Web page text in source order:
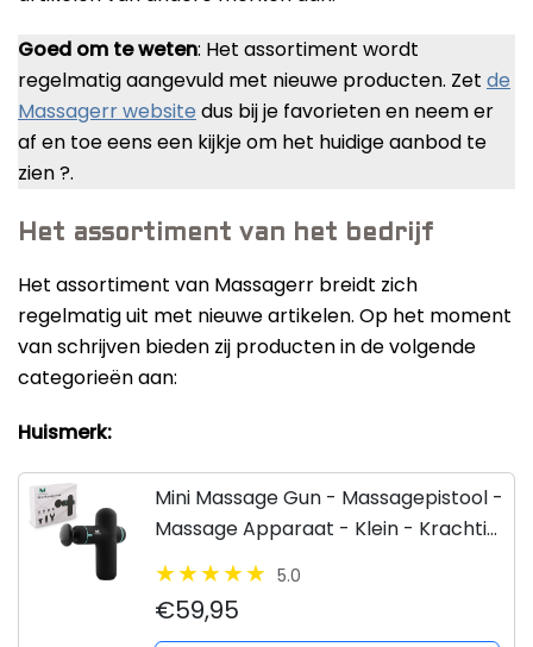
Goed om te weten: Het assortiment wordt
regelmatig aangevuld met nieuwe producten. Zet de
Massagerr website dus bij je favorieten en neem er
af en toe eens een kijkje om het huidige aanbod te
zien ?.
Het assortiment van het bedrijf
Het assortiment van Massagerr breidt zich
regelmatig uit met nieuwe artikelen. Op het moment
van schrijven bieden zij producten in de volgende
categorieën aan:
Huismerk:
Mini Massage Gun - Massagepistool -
Massage Apparaat - Klein - Krachtig
- Stil
5.0
€59,95